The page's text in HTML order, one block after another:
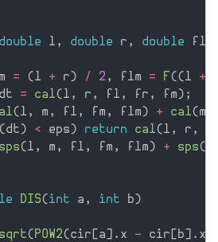
double l , double r , double fl
= ( l + r ) / 2 , flm = F ( ( l +
= cal( l , r , fl , fr , fm ) ;
( l , m , fl , fm , flm ) + cal( m
( dt ) < eps ) return cal( l , r ,
sps( l , m , fl , fm , flm ) + sps(
DIS( int a , int b )
sqrt( POW2( cir a . x - cir b . x